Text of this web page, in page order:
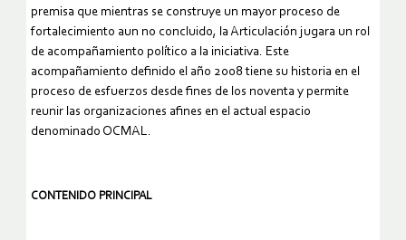
premisa que mientras se construye un mayor proceso de
fortalecimiento aun no concluido, la Articulación jugara un rol
de acompañamiento político a la iniciativa. Este
acompañamiento definido el año 2008 tiene su historia en el
proceso de esfuerzos desde fines de los noventa y permite
reunir las organizaciones afines en el actual espacio
denominado OCMAL.
CONTENIDO PRINCIPAL